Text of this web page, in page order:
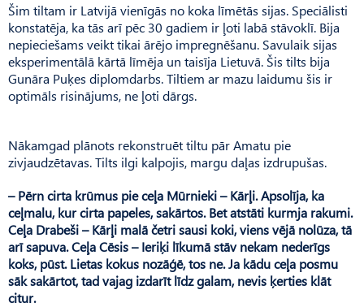
Šim tiltam ir Latvijā vienīgās no koka līmētās sijas. Speciālisti
konstatēja, ka tās arī pēc 30 gadiem ir ļoti labā stāvoklī. Bija
nepieciešams veikt tikai ārējo impregnēšanu. Savulaik sijas
eksperimentālā kārtā līmēja un taisīja Lietuvā. Šis tilts bija
Gunāra Puķes diplomdarbs. Tiltiem ar mazu laidumu šis ir
optimāls risinājums, ne ļoti dārgs.
Nākamgad plānots rekonstruēt tiltu pār Amatu pie
zivjaudzētavas. Tilts ilgi kalpojis, margu daļas izdrupušas.
– Pērn cirta krūmus pie ceļa Mūrnieki – Kārļi. Apsolīja, ka
ceļmalu, kur cirta papeles, sakārtos. Bet atstāti kurmja rakumi.
Ceļa Drabeši – Kārļi malā četri sausi koki, viens vējā nolūza, tā
arī sapuva. Ceļa Cēsis – Ieriķi līkumā stāv nekam nederīgs
koks, pūst. Lietas kokus nozāģē, tos ne. Ja kādu ceļa posmu
sāk sakārtot, tad vajag izdarīt līdz galam, nevis ķerties klāt
citur.